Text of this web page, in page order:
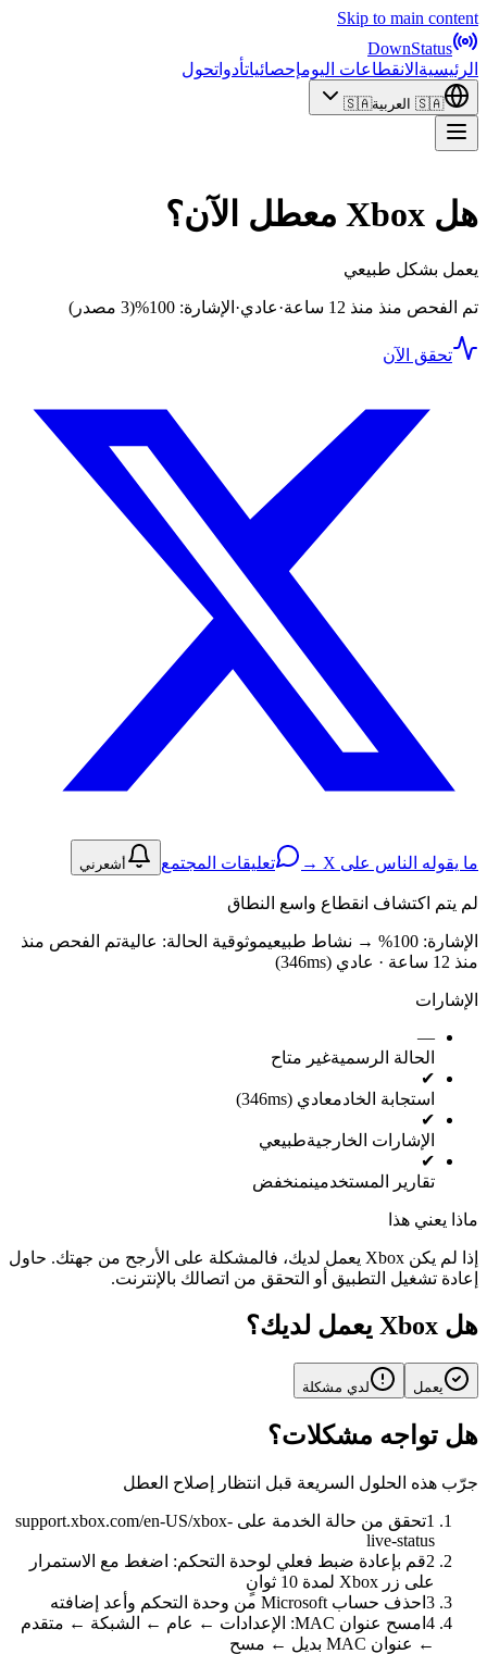
Skip to main content
DownStatus
الرئيسية الانقطاعات اليومإحصائياتأدواتحول
🇸🇦 العربية🇸🇦
هل Xbox معطل الآن؟
يعمل بشكل طبيعي
تم الفحص منذ منذ 12 ساعة ·عادي· الإشارة: 100% (3 مصدر)
تحقق الآن
ما يقوله الناس على X → تعليقات المجتمع أشعرني
لم يتم اكتشاف انقطاع واسع النطاق
الإشارة: 100% → نشاط طبيعيموثوقية الحالة: عاليةتم الفحص منذ
منذ 12 ساعة · عادي (346ms)
الإشارات
—
الحالة الرسميةغير متاح
✔
استجابة الخادمعادي (346ms)
✔
الإشارات الخارجيةطبيعي
✔
تقارير المستخدمينمنخفض
ماذا يعني هذا
إذا لم يكن Xbox يعمل لديك، فالمشكلة على الأرجح من جهتك. حاول
إعادة تشغيل التطبيق أو التحقق من اتصالك بالإنترنت.
هل Xbox يعمل لديك؟
يعمل لدي مشكلة
هل تواجه مشكلات؟
جرّب هذه الحلول السريعة قبل انتظار إصلاح العطل
1
تحقق من حالة الخدمة على support.xbox.com/en-US/xbox-
live-status
2قم بإعادة ضبط فعلي لوحدة التحكم: اضغط مع الاستمرار
على زر Xbox لمدة 10 ثوانٍ
3 احذف حساب Microsoft من وحدة التحكم وأعد إضافته
4
امسح عنوان MAC: الإعدادات ← عام ← الشبكة ← متقدم
← عنوان MAC بديل ← مسح